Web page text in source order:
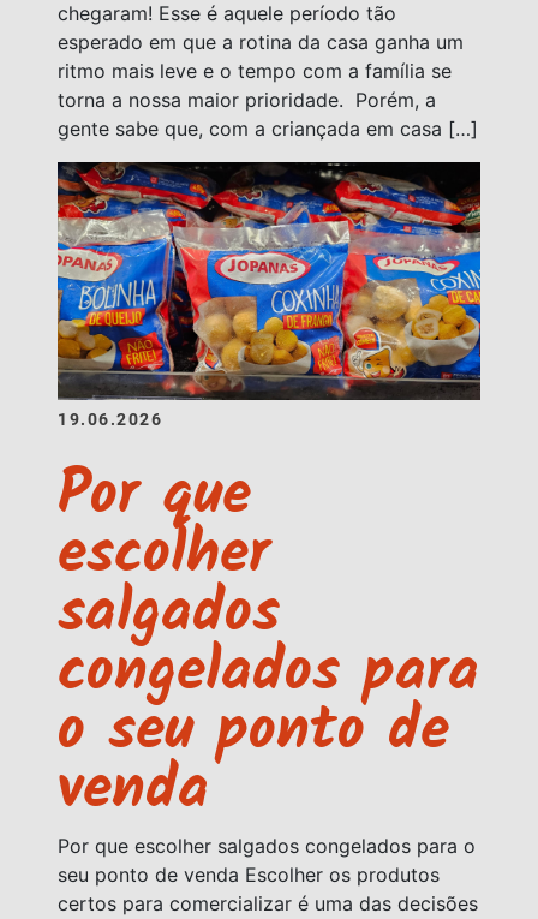
chegaram! Esse é aquele período tão
esperado em que a rotina da casa ganha um
ritmo mais leve e o tempo com a família se
torna a nossa maior prioridade. Porém, a
gente sabe que, com a criançada em casa […]
19.06.2026
Por que
escolher
salgados
congelados para
o seu ponto de
venda
Por que escolher salgados congelados para o
seu ponto de venda Escolher os produtos
certos para comercializar é uma das decisões